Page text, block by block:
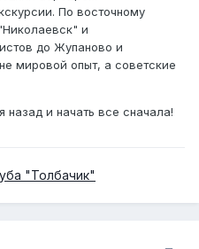
По восточному
и
до Жупаново и
мировой опыт, а советские
назад и начать все сначала!
"Толбачик"